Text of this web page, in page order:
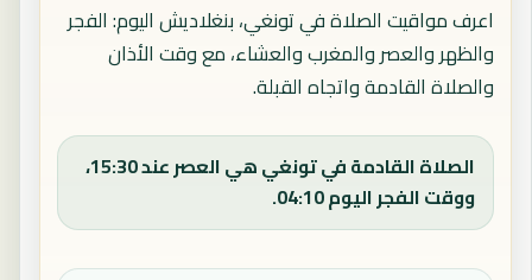
اعرف مواقيت الصلاة في تونغي، بنغلاديش اليوم: الفجر
والظهر والعصر والمغرب والعشاء، مع وقت الأذان
والصلاة القادمة واتجاه القبلة.
الصلاة القادمة في تونغي هي العصر عند 15:30،
ووقت الفجر اليوم 04:10.